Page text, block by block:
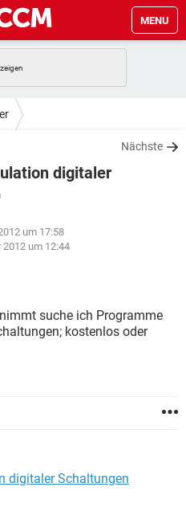
MENU
IOS
TIKTOK
HARDWARE
STREAMING
INSTAGRAM
IOS
HARDWARE
INSTAGRAM
TIKTOK
Nächste
digitaler
um 17:58
2012 um 12:44
suche ich Programme
kostenlos oder
digitaler Schaltungen